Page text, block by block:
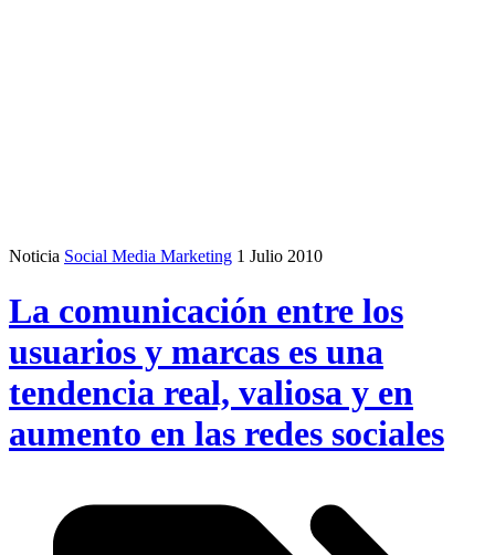
Noticia Social Media Marketing 1 Julio 2010
La comunicación entre los
usuarios y marcas es una
tendencia real, valiosa y en
aumento en las redes sociales